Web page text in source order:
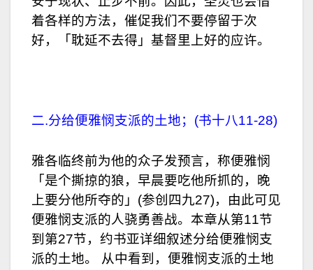
着各样的方法，催促我们不要停留于次
好，「耽延不去得」基督里上好的应许。
二.分给便雅悯支派的土地；(书十八11-28)
雅各临终前为他的众子发预言，称便雅悯
「是个撕掠的狼，早晨要吃他所抓的，晚
上要分他所夺的」(参创四九27)，由此可见
便雅悯支派的人骁勇善战。本章从第11节
到第27节，约书亚详细叙述分给便雅悯支
派的土地。 从中看到，便雅悯支派的土地